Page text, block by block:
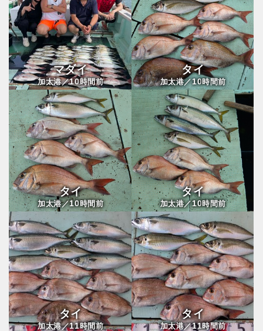
マダイ
加太港／10時間前
タイ
加太港／10時間前
タイ
加太港／10時間前
タイ
加太港／10時間前
タイ
加太港／11時間前
タイ
加太港／11時間前